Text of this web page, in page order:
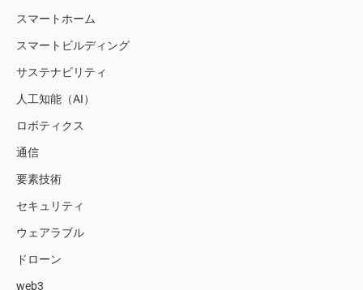
スマートホーム
スマートビルディング
サステナビリティ
人工知能（AI）
ロボティクス
通信
要素技術
セキュリティ
ウェアラブル
ドローン
web3